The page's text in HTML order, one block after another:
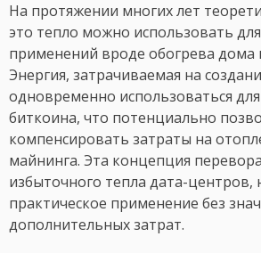
На протяжении многих лет
это тепло можно использовать
применений вроде обогрева дома
Энергия, затрачиваемая на
одновременно использоваться
биткоина, что потенциально
компенсировать затраты на
майнинга. Эта концепция
избыточного тепла дата-центров,
практическое применение без
дополнительных затрат.